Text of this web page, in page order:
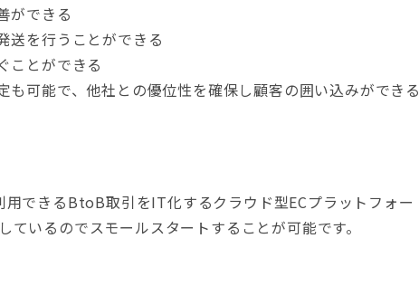
ができる
送を行うことができる
ことができる
可能で、他社との優位性を確保し顧客の囲い込みができる
できるBtoB取引をIT化するクラウド型ECプラットフォー
いるのでスモールスタートすることが可能です。